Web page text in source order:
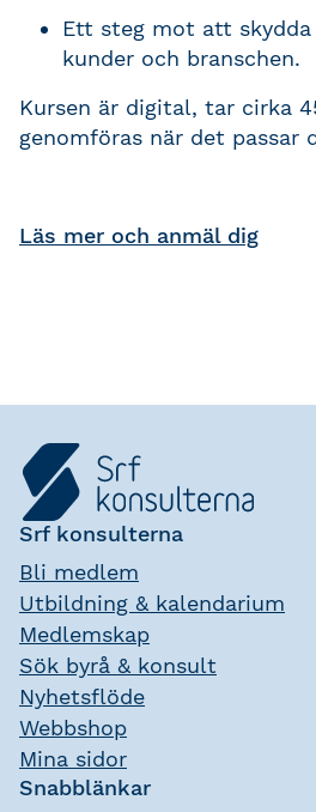
Ett steg mot att skydda
kunder och branschen.
Kursen är digital, tar cirka
genomföras när det passar
Läs mer och anmäl dig
Srf konsulterna
Bli medlem
Utbildning & kalendarium
Medlemskap
Sök byrå & konsult
Nyhetsflöde
Webbshop
Mina sidor
Snabblänkar